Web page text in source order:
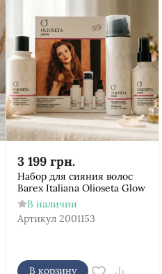
3 199 грн.
Набор для сияния волос
Barex Italiana Olioseta Glow
В наличии
Артикул 2001153
В корзину